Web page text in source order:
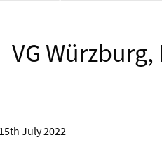
VG Würzburg,
15th July 2022